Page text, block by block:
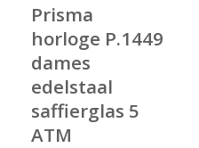
Prisma
horloge P.1449
dames
edelstaal
saffierglas 5
ATM